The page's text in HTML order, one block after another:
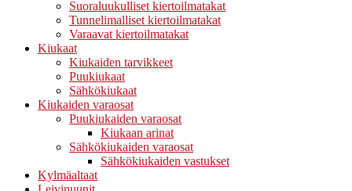
Suoraluukulliset kiertoilmatakat
Tunnelimalliset kiertoilmatakat
Varaavat kiertoilmatakat
Kiukaat
Kiukaiden tarvikkeet
Puukiukaat
Sähkökiukaat
Kiukaiden varaosat
Puukiukaiden varaosat
Kiukaan arinat
Sähkökiukaiden varaosat
Sähkökiukaiden vastukset
Kylmäaltaat